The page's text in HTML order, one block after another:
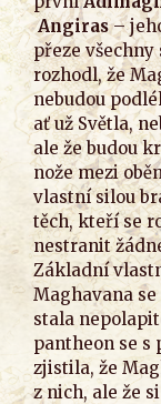
Angiras–
přeze
rozhodl, že
nebudou
ať už Světla,
ale že budou
nože mezi
vlastní silou
těch, kteří se
nestranit
Základní
Maghavana
stala
pantheon se
zjistila, že
z nich, ale že